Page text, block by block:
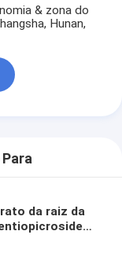
& zona do
Hunan,
da raiz da